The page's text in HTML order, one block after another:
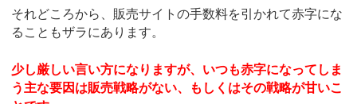
それどころから、販売サイトの手数料を引かれて赤字にな
ることもザラにあります。
少し厳しい言い方になりますが、いつも赤字になってしま
う主な要因は販売戦略がない、もしくはその戦略が甘いこ